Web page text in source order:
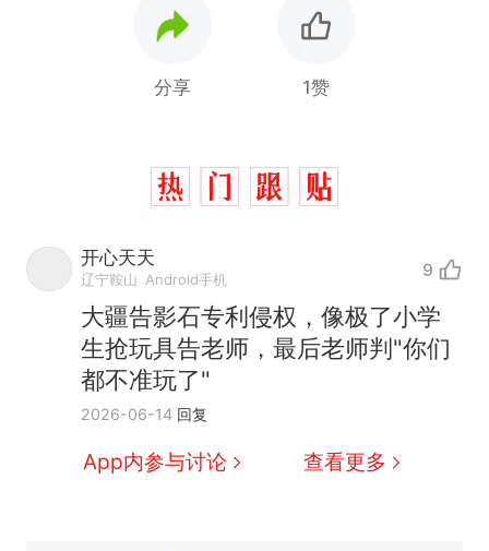
分享 1赞
开心天天
辽宁鞍山 Android手机 9
大疆告影石专利侵权，像极了小学
生抢玩具告老师，最后老师判"你们
都不准玩了"
2026-06-14 回复
App内参与讨论 查看更多